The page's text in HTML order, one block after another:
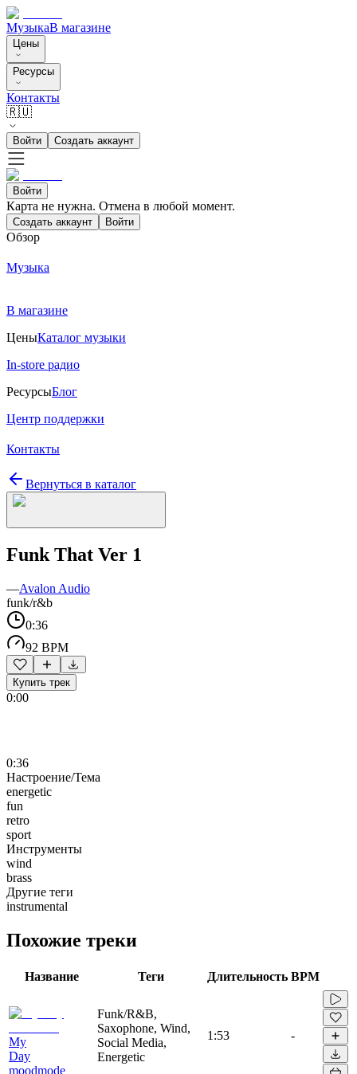
МузыкаВ магазине
Цены
Ресурсы
Контакты
🇷🇺
Войти Создать аккаунт
Войти
Карта не нужна. Отмена в любой момент.
Создать аккаунт Войти
Обзор
Музыка
В магазине
ЦеныКаталог музыки
In-store радио
РесурсыБлог
Центр поддержки
Контакты
Вернуться в каталог
Funk That Ver 1
—Avalon Audio
funk/r&b
0:36
92 BPM
Купить трек
0:00
0:36
Настроение/Тема
energetic
fun
retro
sport
Инструменты
wind
brass
Другие теги
instrumental
Похожие треки
Название Теги Длительность BPM
My
Day
moodmode
Funk/R&B,
Saxophone, Wind,
Social Media,
Energetic
1:53 -